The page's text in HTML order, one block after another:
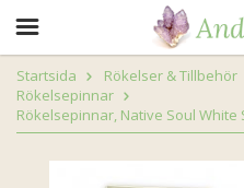
Startsida Rökelser & Tillbehör
Rökelsepinnar
Rökelsepinnar, Native Soul White